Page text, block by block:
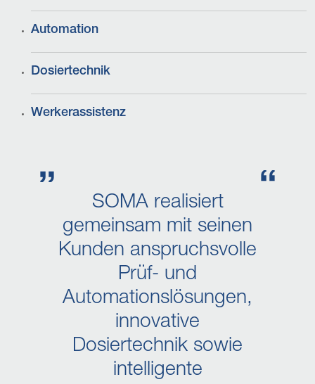
Automation
Dosiertechnik
Werkerassistenz
SOMA realisiert
gemeinsam mit seinen
Kunden anspruchsvolle
Prüf- und
Automationslösungen,
innovative
Dosiertechnik sowie
intelligente